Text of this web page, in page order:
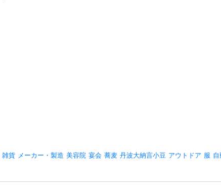
雑貨 メーカー・製造 美容院 宴会 蕎麦 丹波大納言小豆 アウトドア 服 自